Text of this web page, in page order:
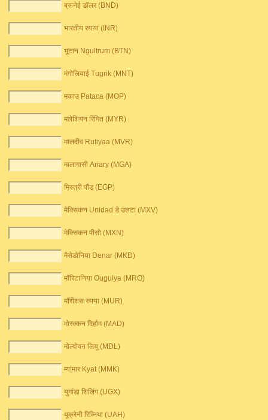
ब्रूनेई डॉलर (BND)
भारतीय रुपया (INR)
भूटान Ngultrum (BTN)
मंगोलियाई Tugrik (MNT)
मकाउ Pataca (MOP)
मलेशियन रिंगित (MYR)
मालदीव Rufiyaa (MVR)
मालागासी Ariary (MGA)
मिस्त्री पौंड (EGP)
मेक्सिकन Unidad डे उलटा (MXV)
मेक्सिकन पीसो (MXN)
मैसेडोनिया Denar (MKD)
मॉरिटानिया Ouguiya (MRO)
मॉरीशस रुपया (MUR)
मोरक्कन दिर्हाम (MAD)
मोल्दोवन लियू (MDL)
म्यांमार Kyat (MMK)
युगांडा शिलिंग (UGX)
यूक्रेनी रिव्निया (UAH)